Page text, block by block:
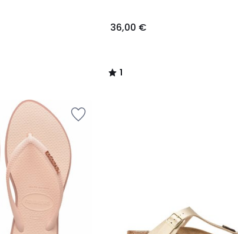
36,00 €
1
/